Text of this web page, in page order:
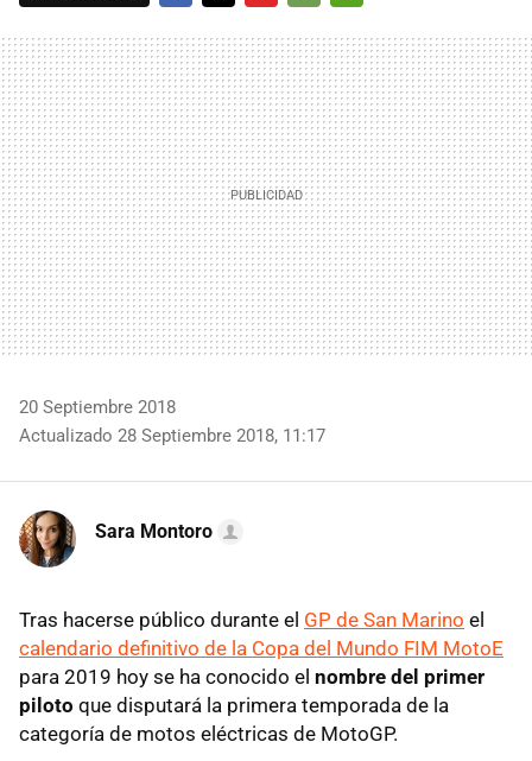
MAIL
20 Septiembre 2018
Actualizado 28 Septiembre 2018, 11:17
Sara Montoro
Tras hacerse público durante el GP de San Marino el
calendario definitivo de la Copa del Mundo FIM MotoE
para 2019 hoy se ha conocido el nombre del primer
piloto que disputará la primera temporada de la
categoría de motos eléctricas de MotoGP.